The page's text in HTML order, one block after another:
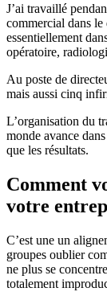
J’ai travaillé
commercial dans
essentiellement
opératoire,
Au poste de
mais aussi cinq
L’organisation du
monde avance
que les résultats.
Comment
votre
C’est une un
groupes oublier
ne plus se
totalement